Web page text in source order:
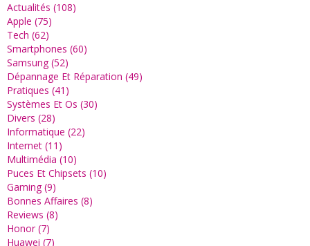
Actualités (108)
Apple (75)
Tech (62)
Smartphones (60)
Samsung (52)
Dépannage Et Réparation (49)
Pratiques (41)
Systèmes Et Os (30)
Divers (28)
Informatique (22)
Internet (11)
Multimédia (10)
Puces Et Chipsets (10)
Gaming (9)
Bonnes Affaires (8)
Reviews (8)
Honor (7)
Huawei (7)